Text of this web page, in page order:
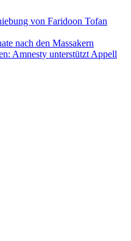
von Faridoon Tofan
nach den Massakern
Amnesty unterstützt Appell